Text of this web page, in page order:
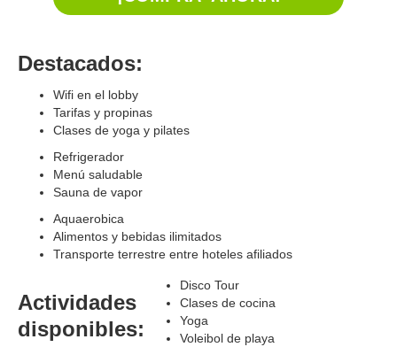
Destacados:
Wifi en el lobby
Tarifas y propinas
Clases de yoga y pilates
Refrigerador
Menú saludable
Sauna de vapor
Aquaerobica
Alimentos y bebidas ilimitados
Transporte terrestre entre hoteles afiliados
Actividades
disponibles:
Disco Tour
Clases de cocina
Yoga
Voleibol de playa